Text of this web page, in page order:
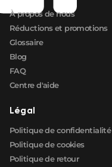
À propos de nous
Réductions et promotions
Glossaire
Blog
FAQ
Centre d'aide
Légal
Politique de confidentialité
Politique de cookies
Politique de retour